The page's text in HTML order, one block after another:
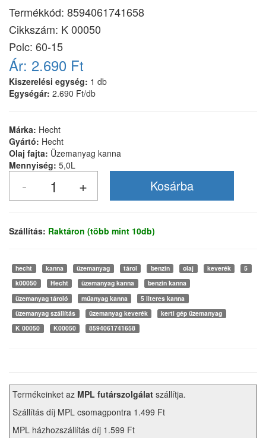
Termékkód: 8594061741658
Cikkszám: K 00050
Polc: 60-15
Ár: 2.690 Ft
Kiszerelési egység: 1 db
Egységár: 2.690 Ft/db
Márka: Hecht
Gyártó: Hecht
Olaj fajta: Üzemanyag kanna
Mennyiség: 5,0L
Szállítás: Raktáron (több mint 10db)
hecht kanna üzemanyag tárol benzin olaj keverék
5
k00050
Hecht üzemanyag kanna
benzin kanna
üzemanyag tároló
műanyag kanna
5 literes kanna
üzemanyag szállítás
üzemanyag keverék
kerti gép üzemanyag
K 00050
K00050 8594061741658
Termékeinket az MPL futárszolgálat szállítja.
Szállítás díj MPL csomagpontra 1.499 Ft
MPL házhozszállítás díj 1.599 Ft